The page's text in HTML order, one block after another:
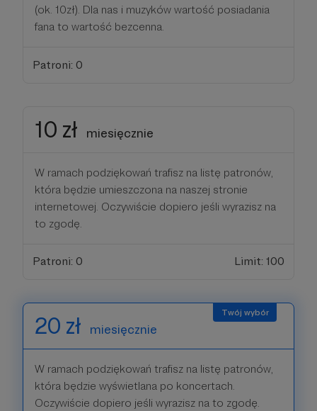
(ok. 10zł). Dla nas i muzyków wartość posiadania
fana to wartość bezcenna.
Patroni: 0
10 zł miesięcznie
W ramach podziękowań trafisz na listę patronów,
która będzie umieszczona na naszej stronie
internetowej. Oczywiście dopiero jeśli wyrazisz na
to zgodę.
Patroni: 0 Limit: 100
20 zł miesięcznie
W ramach podziękowań trafisz na listę patronów,
która będzie wyświetlana po koncertach.
Oczywiście dopiero jeśli wyrazisz na to zgodę.